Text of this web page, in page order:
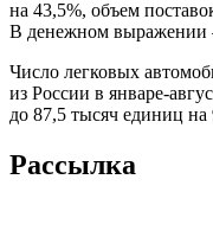
на 43,5%, объем
В денежном выражении
Число легковых
из России в январе-
до 87,5 тысяч единиц
Рассылка